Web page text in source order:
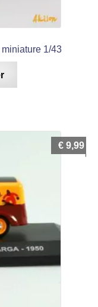
1/43
€ 9,99